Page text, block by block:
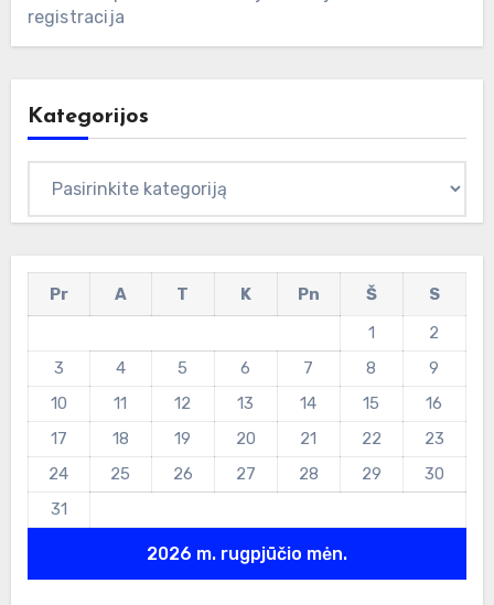
registracija
Kategorijos
2026 m. rugpjūčio mėn.
Pr A T K Pn Š
S
1
2
3
4 5 6 7 8
9
10
11 12 13 14 15
16
17
18 19 20 21 22
23
24
25 26 27 28 29
30
31